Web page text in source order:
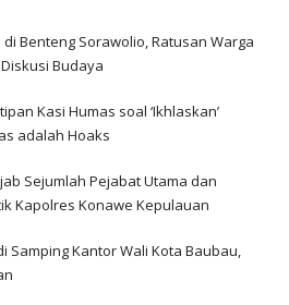
Benteng Sorawolio, Ratusan Warga
Budaya
Kasi Humas soal ‘Ikhlaskan’
adalah Hoaks
Sejumlah Pejabat Utama dan
Kapolres Konawe Kepulauan
Samping Kantor Wali Kota Baubau,